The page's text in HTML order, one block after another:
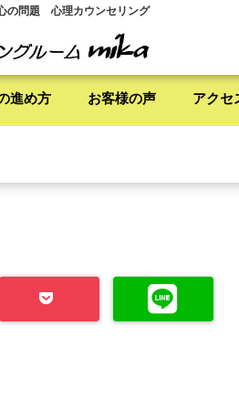
の問題 心理カウンセリング
進め方 お客様の声 アクセ